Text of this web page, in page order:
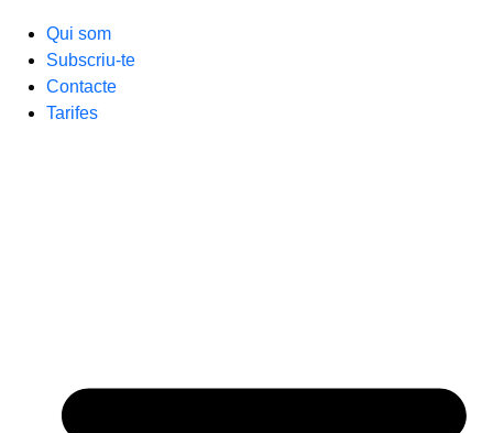
Qui som
Subscriu-te
Contacte
Tarifes